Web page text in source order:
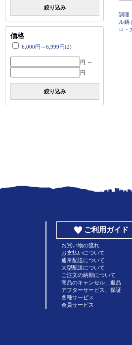
絞り込み
価格
6,000円～6,999円(2)
円 ～
円
絞り込み
調理
ル鍋 |
ロ・
ご利用ガイド
お買い物の流れ
お支払いについて
通常配送について
大型配送について
ご注文の納期について
商品のキャンセル、返品
アフターサービス、保証
各種サービス
会員サービス